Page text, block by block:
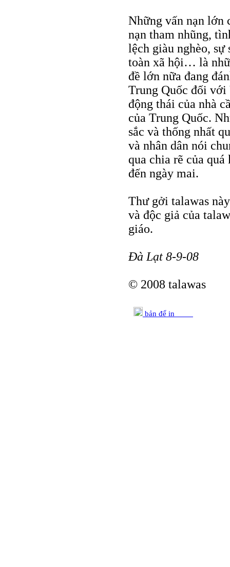
Những vấn nạn lớn
nạn tham nhũng,
lệch giàu nghèo, sự
toàn xã hội… là
đề lớn nữa đang
Trung Quốc đối
động thái của nhà
của Trung Quốc.
sắc và thống nhất
và nhân dân nói
qua chia rẽ của
đến ngày mai.
Thư gởi talawas
và độc giả của
giáo.
Đà Lạt 8-9-08
© 2008 talawas
bản để in